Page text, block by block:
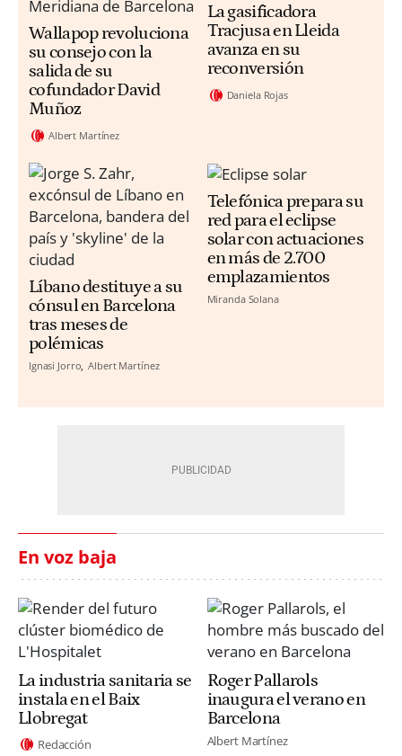
Wallapop revoluciona
su consejo con la
salida de su
cofundador David
Muñoz
Albert Martínez
La gasificadora
Tracjusa en Lleida
avanza en su
reconversión
Daniela Rojas
Líbano destituye a su
cónsul en Barcelona
tras meses de
polémicas
Ignasi Jorro Albert Martínez
Telefónica prepara su
red para el eclipse
solar con actuaciones
en más de 2.700
emplazamientos
Miranda Solana
En voz baja
La industria sanitaria se
instala en el Baix
Llobregat
Redacción
Roger Pallarols
inaugura el verano en
Barcelona
Albert Martínez